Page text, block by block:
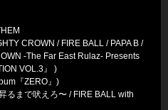
CROWN / FIRE BALL / PAPA B /
-The Far East Rulaz- Presents
VOL.3』 )
『ZERO』)
るまで吠えろ〜 / FIRE BALL with